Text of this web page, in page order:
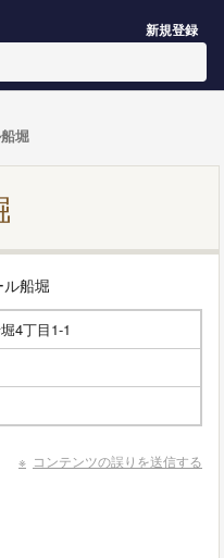
新規登録
堀
4丁目1-1
コンテンツの誤りを送信する